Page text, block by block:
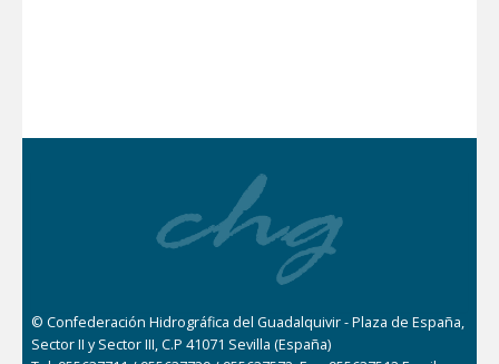
© Confederación Hidrográfica del Guadalquivir - Plaza de España,
Sector II y Sector III, C.P 41071 Sevilla (España)